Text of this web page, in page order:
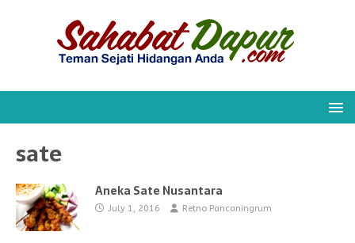
sate
Aneka Sate Nusantara
July 1, 2016 Retno Pancaningrum